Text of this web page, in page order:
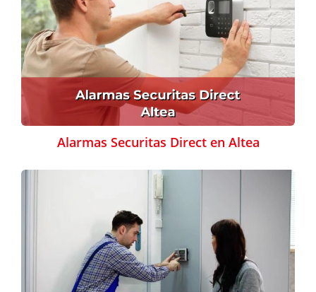
Alarmas Securitas Direct en Altea